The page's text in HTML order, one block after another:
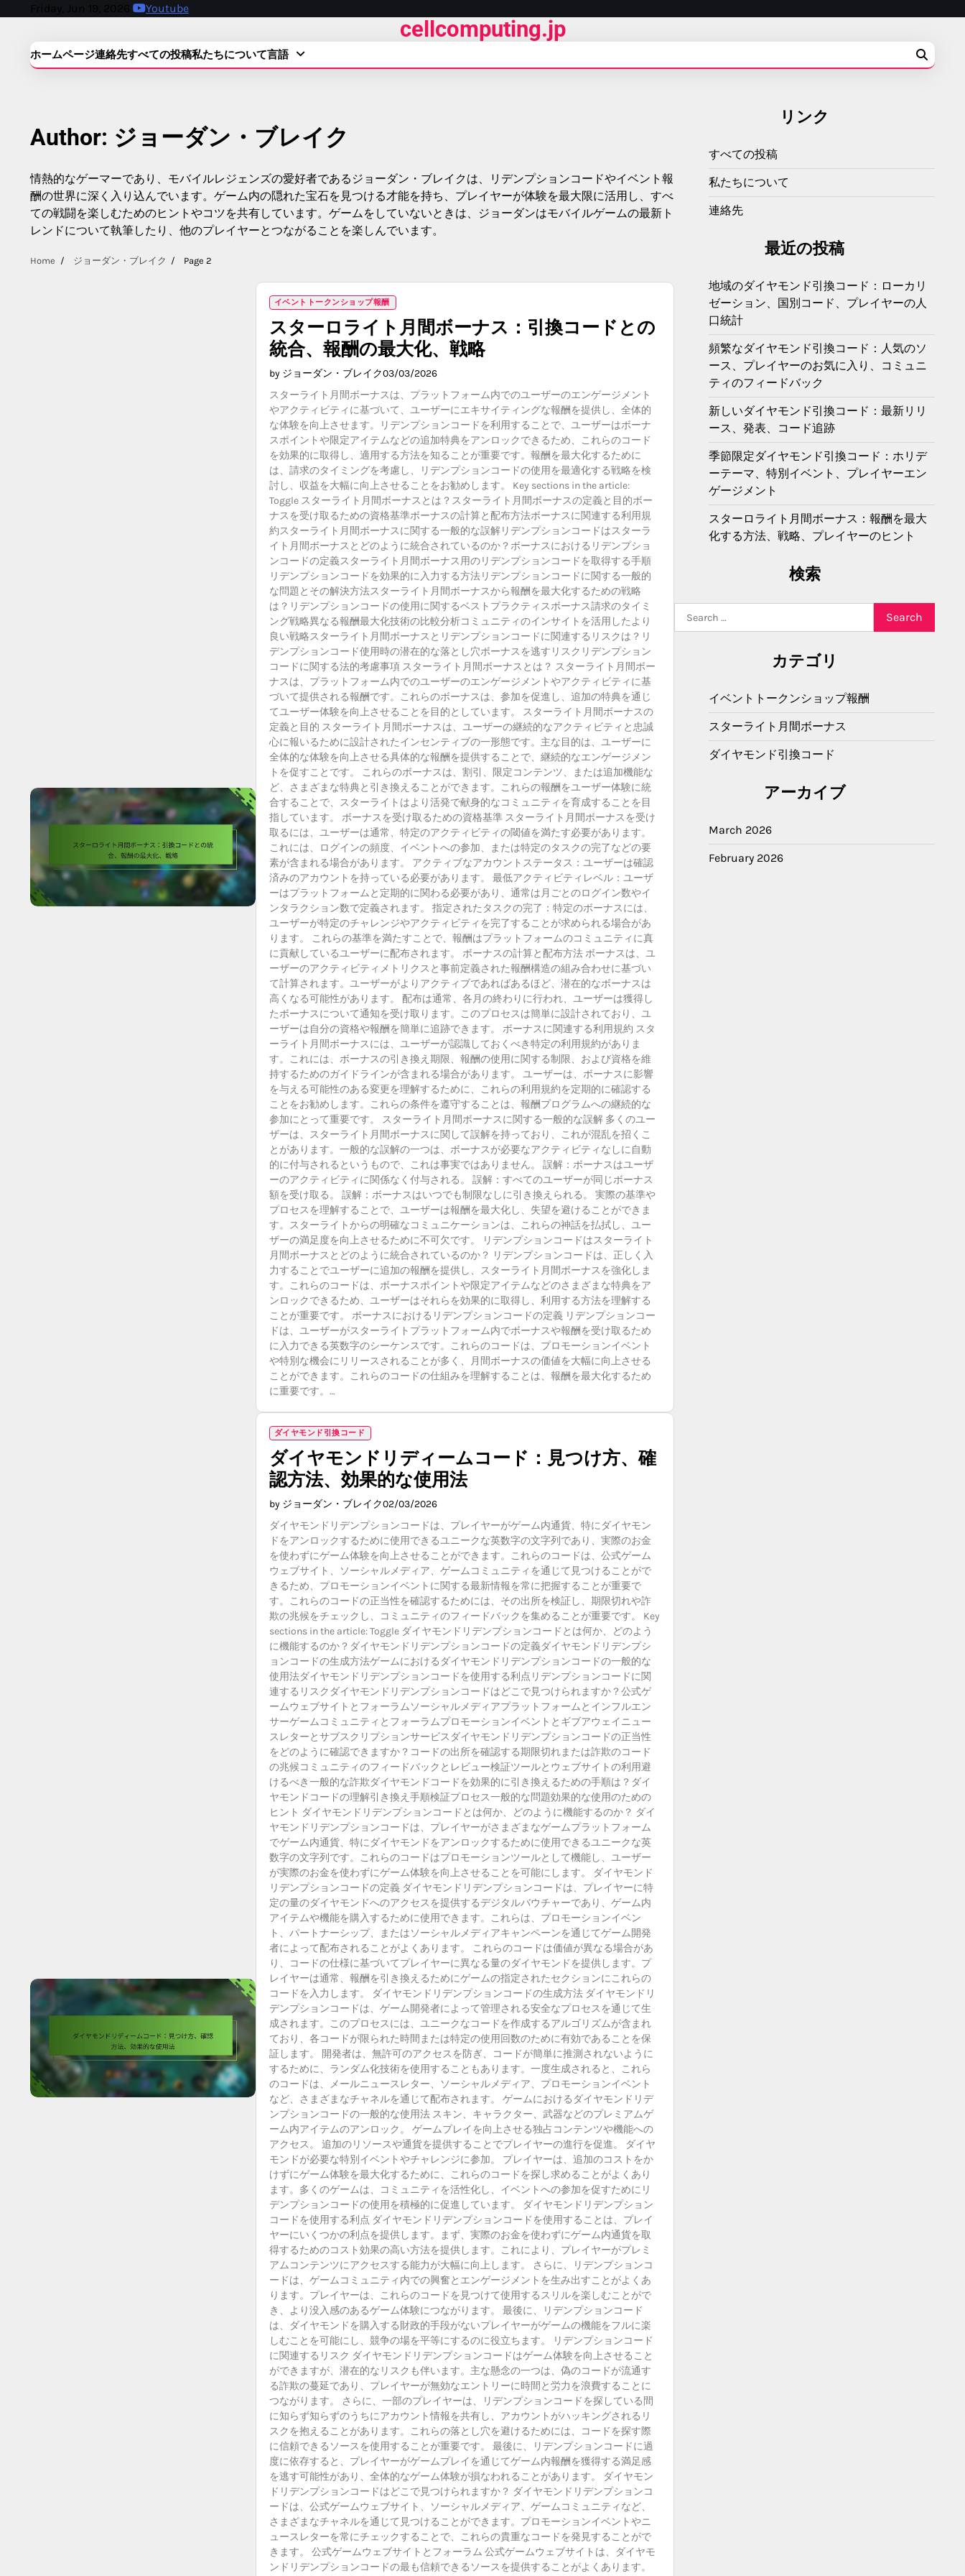
Friday, Jun 19, 2026 Youtube
cellcomputing.jp
ホームページ連絡先すべての投稿私たちについて言語
Author: ジョーダン・ブレイク
情熱的なゲーマーであり、モバイルレジェンズの愛好者であるジョーダン・ブレイクは、リデンプションコードやイベント報
酬の世界に深く入り込んでいます。ゲーム内の隠れた宝石を見つける才能を持ち、プレイヤーが体験を最大限に活用し、すべ
ての戦闘を楽しむためのヒントやコツを共有しています。ゲームをしていないときは、ジョーダンはモバイルゲームの最新ト
レンドについて執筆したり、他のプレイヤーとつながることを楽しんでいます。
Home ジョーダン・ブレイク Page 2
イベントトークンショップ報酬
スターロライト月間ボーナス：引換コードとの
統合、報酬の最大化、戦略
by ジョーダン・ブレイク03/03/2026
スターライト月間ボーナスは、プラットフォーム内でのユーザーのエンゲージメント
やアクティビティに基づいて、ユーザーにエキサイティングな報酬を提供し、全体的
な体験を向上させます。リデンプションコードを利用することで、ユーザーはボーナ
スポイントや限定アイテムなどの追加特典をアンロックできるため、これらのコード
を効果的に取得し、適用する方法を知ることが重要です。報酬を最大化するために
は、請求のタイミングを考慮し、リデンプションコードの使用を最適化する戦略を検
討し、収益を大幅に向上させることをお勧めします。 Key sections in the article:
Toggle スターライト月間ボーナスとは？スターライト月間ボーナスの定義と目的ボー
ナスを受け取るための資格基準ボーナスの計算と配布方法ボーナスに関連する利用規
約スターライト月間ボーナスに関する一般的な誤解リデンプションコードはスターラ
イト月間ボーナスとどのように統合されているのか？ボーナスにおけるリデンプショ
ンコードの定義スターライト月間ボーナス用のリデンプションコードを取得する手順
リデンプションコードを効果的に入力する方法リデンプションコードに関する一般的
な問題とその解決方法スターライト月間ボーナスから報酬を最大化するための戦略
は？リデンプションコードの使用に関するベストプラクティスボーナス請求のタイミ
ング戦略異なる報酬最大化技術の比較分析コミュニティのインサイトを活用したより
良い戦略スターライト月間ボーナスとリデンプションコードに関連するリスクは？リ
デンプションコード使用時の潜在的な落とし穴ボーナスを逃すリスクリデンプション
コードに関する法的考慮事項 スターライト月間ボーナスとは？ スターライト月間ボー
ナスは、プラットフォーム内でのユーザーのエンゲージメントやアクティビティに基
づいて提供される報酬です。これらのボーナスは、参加を促進し、追加の特典を通じ
てユーザー体験を向上させることを目的としています。 スターライト月間ボーナスの
定義と目的 スターライト月間ボーナスは、ユーザーの継続的なアクティビティと忠誠
心に報いるために設計されたインセンティブの一形態です。主な目的は、ユーザーに
全体的な体験を向上させる具体的な報酬を提供することで、継続的なエンゲージメン
トを促すことです。 これらのボーナスは、割引、限定コンテンツ、または追加機能な
ど、さまざまな特典と引き換えることができます。これらの報酬をユーザー体験に統
合することで、スターライトはより活発で献身的なコミュニティを育成することを目
指しています。 ボーナスを受け取るための資格基準 スターライト月間ボーナスを受け
取るには、ユーザーは通常、特定のアクティビティの閾値を満たす必要があります。
これには、ログインの頻度、イベントへの参加、または特定のタスクの完了などの要
素が含まれる場合があります。 アクティブなアカウントステータス：ユーザーは確認
済みのアカウントを持っている必要があります。 最低アクティビティレベル：ユーザ
ーはプラットフォームと定期的に関わる必要があり、通常は月ごとのログイン数やイ
ンタラクション数で定義されます。 指定されたタスクの完了：特定のボーナスには、
ユーザーが特定のチャレンジやアクティビティを完了することが求められる場合があ
ります。 これらの基準を満たすことで、報酬はプラットフォームのコミュニティに真
に貢献しているユーザーに配布されます。 ボーナスの計算と配布方法 ボーナスは、ユ
ーザーのアクティビティメトリクスと事前定義された報酬構造の組み合わせに基づい
て計算されます。ユーザーがよりアクティブであればあるほど、潜在的なボーナスは
高くなる可能性があります。 配布は通常、各月の終わりに行われ、ユーザーは獲得し
たボーナスについて通知を受け取ります。このプロセスは簡単に設計されており、ユ
ーザーは自分の資格や報酬を簡単に追跡できます。 ボーナスに関連する利用規約 スタ
ーライト月間ボーナスには、ユーザーが認識しておくべき特定の利用規約がありま
す。これには、ボーナスの引き換え期限、報酬の使用に関する制限、および資格を維
持するためのガイドラインが含まれる場合があります。 ユーザーは、ボーナスに影響
を与える可能性のある変更を理解するために、これらの利用規約を定期的に確認する
ことをお勧めします。これらの条件を遵守することは、報酬プログラムへの継続的な
参加にとって重要です。 スターライト月間ボーナスに関する一般的な誤解 多くのユー
ザーは、スターライト月間ボーナスに関して誤解を持っており、これが混乱を招くこ
とがあります。一般的な誤解の一つは、ボーナスが必要なアクティビティなしに自動
的に付与されるというもので、これは事実ではありません。 誤解：ボーナスはユーザ
ーのアクティビティに関係なく付与される。 誤解：すべてのユーザーが同じボーナス
額を受け取る。 誤解：ボーナスはいつでも制限なしに引き換えられる。 実際の基準や
プロセスを理解することで、ユーザーは報酬を最大化し、失望を避けることができま
す。スターライトからの明確なコミュニケーションは、これらの神話を払拭し、ユー
ザーの満足度を向上させるために不可欠です。 リデンプションコードはスターライト
月間ボーナスとどのように統合されているのか？ リデンプションコードは、正しく入
力することでユーザーに追加の報酬を提供し、スターライト月間ボーナスを強化しま
す。これらのコードは、ボーナスポイントや限定アイテムなどのさまざまな特典をア
ンロックできるため、ユーザーはそれらを効果的に取得し、利用する方法を理解する
ことが重要です。 ボーナスにおけるリデンプションコードの定義 リデンプションコー
ドは、ユーザーがスターライトプラットフォーム内でボーナスや報酬を受け取るため
に入力できる英数字のシーケンスです。これらのコードは、プロモーションイベント
や特別な機会にリリースされることが多く、月間ボーナスの価値を大幅に向上させる
ことができます。これらのコードの仕組みを理解することは、報酬を最大化するため
に重要です。…
ダイヤモンド引換コード
ダイヤモンドリディームコード：見つけ方、確
認方法、効果的な使用法
by ジョーダン・ブレイク02/03/2026
ダイヤモンドリデンプションコードは、プレイヤーがゲーム内通貨、特にダイヤモン
ドをアンロックするために使用できるユニークな英数字の文字列であり、実際のお金
を使わずにゲーム体験を向上させることができます。これらのコードは、公式ゲーム
ウェブサイト、ソーシャルメディア、ゲームコミュニティを通じて見つけることがで
きるため、プロモーションイベントに関する最新情報を常に把握することが重要で
す。これらのコードの正当性を確認するためには、その出所を検証し、期限切れや詐
欺の兆候をチェックし、コミュニティのフィードバックを集めることが重要です。 Key
sections in the article: Toggle ダイヤモンドリデンプションコードとは何か、どのよう
に機能するのか？ダイヤモンドリデンプションコードの定義ダイヤモンドリデンプシ
ョンコードの生成方法ゲームにおけるダイヤモンドリデンプションコードの一般的な
使用法ダイヤモンドリデンプションコードを使用する利点リデンプションコードに関
連するリスクダイヤモンドリデンプションコードはどこで見つけられますか？公式ゲ
ームウェブサイトとフォーラムソーシャルメディアプラットフォームとインフルエン
サーゲームコミュニティとフォーラムプロモーションイベントとギブアウェイニュー
スレターとサブスクリプションサービスダイヤモンドリデンプションコードの正当性
をどのように確認できますか？コードの出所を確認する期限切れまたは詐欺のコード
の兆候コミュニティのフィードバックとレビュー検証ツールとウェブサイトの利用避
けるべき一般的な詐欺ダイヤモンドコードを効果的に引き換えるための手順は？ダイ
ヤモンドコードの理解引き換え手順検証プロセス一般的な問題効果的な使用のための
ヒント ダイヤモンドリデンプションコードとは何か、どのように機能するのか？ ダイ
ヤモンドリデンプションコードは、プレイヤーがさまざまなゲームプラットフォーム
でゲーム内通貨、特にダイヤモンドをアンロックするために使用できるユニークな英
数字の文字列です。これらのコードはプロモーションツールとして機能し、ユーザー
が実際のお金を使わずにゲーム体験を向上させることを可能にします。 ダイヤモンド
リデンプションコードの定義 ダイヤモンドリデンプションコードは、プレイヤーに特
定の量のダイヤモンドへのアクセスを提供するデジタルバウチャーであり、ゲーム内
アイテムや機能を購入するために使用できます。これらは、プロモーションイベン
ト、パートナーシップ、またはソーシャルメディアキャンペーンを通じてゲーム開発
者によって配布されることがよくあります。 これらのコードは価値が異なる場合があ
り、コードの仕様に基づいてプレイヤーに異なる量のダイヤモンドを提供します。プ
レイヤーは通常、報酬を引き換えるためにゲームの指定されたセクションにこれらの
コードを入力します。 ダイヤモンドリデンプションコードの生成方法 ダイヤモンドリ
デンプションコードは、ゲーム開発者によって管理される安全なプロセスを通じて生
成されます。このプロセスには、ユニークなコードを作成するアルゴリズムが含まれ
ており、各コードが限られた時間または特定の使用回数のために有効であることを保
証します。 開発者は、無許可のアクセスを防ぎ、コードが簡単に推測されないように
するために、ランダム化技術を使用することもあります。一度生成されると、これら
のコードは、メールニュースレター、ソーシャルメディア、プロモーションイベント
など、さまざまなチャネルを通じて配布されます。 ゲームにおけるダイヤモンドリデ
ンプションコードの一般的な使用法 スキン、キャラクター、武器などのプレミアムゲ
ーム内アイテムのアンロック。 ゲームプレイを向上させる独占コンテンツや機能への
アクセス。 追加のリソースや通貨を提供することでプレイヤーの進行を促進。 ダイヤ
モンドが必要な特別イベントやチャレンジに参加。 プレイヤーは、追加のコストをか
けずにゲーム体験を最大化するために、これらのコードを探し求めることがよくあり
ます。多くのゲームは、コミュニティを活性化し、イベントへの参加を促すためにリ
デンプションコードの使用を積極的に促進しています。 ダイヤモンドリデンプション
コードを使用する利点 ダイヤモンドリデンプションコードを使用することは、プレイ
ヤーにいくつかの利点を提供します。まず、実際のお金を使わずにゲーム内通貨を取
得するためのコスト効果の高い方法を提供します。これにより、プレイヤーがプレミ
アムコンテンツにアクセスする能力が大幅に向上します。 さらに、リデンプションコ
ードは、ゲームコミュニティ内での興奮とエンゲージメントを生み出すことがよくあ
ります。プレイヤーは、これらのコードを見つけて使用するスリルを楽しむことがで
き、より没入感のあるゲーム体験につながります。 最後に、リデンプションコード
は、ダイヤモンドを購入する財政的手段がないプレイヤーがゲームの機能をフルに楽
しむことを可能にし、競争の場を平等にするのに役立ちます。 リデンプションコード
に関連するリスク ダイヤモンドリデンプションコードはゲーム体験を向上させること
ができますが、潜在的なリスクも伴います。主な懸念の一つは、偽のコードが流通す
る詐欺の蔓延であり、プレイヤーが無効なエントリーに時間と労力を浪費することに
つながります。 さらに、一部のプレイヤーは、リデンプションコードを探している間
に知らず知らずのうちにアカウント情報を共有し、アカウントがハッキングされるリ
スクを抱えることがあります。これらの落とし穴を避けるためには、コードを探す際
に信頼できるソースを使用することが重要です。 最後に、リデンプションコードに過
度に依存すると、プレイヤーがゲームプレイを通じてゲーム内報酬を獲得する満足感
を逃す可能性があり、全体的なゲーム体験が損なわれることがあります。 ダイヤモン
ドリデンプションコードはどこで見つけられますか？ ダイヤモンドリデンプションコ
ードは、公式ゲームウェブサイト、ソーシャルメディア、ゲームコミュニティなど、
さまざまなチャネルを通じて見つけることができます。プロモーションイベントやニ
ュースレターを常にチェックすることで、これらの貴重なコードを発見することがで
きます。 公式ゲームウェブサイトとフォーラム 公式ゲームウェブサイトは、ダイヤモ
ンドリデンプションコードの最も信頼できるソースを提供することがよくあります。
リンク
すべての投稿
私たちについて
連絡先
最近の投稿
地域のダイヤモンド引換コード：ローカリ
ゼーション、国別コード、プレイヤーの人
口統計
頻繁なダイヤモンド引換コード：人気のソ
ース、プレイヤーのお気に入り、コミュニ
ティのフィードバック
新しいダイヤモンド引換コード：最新リリ
ース、発表、コード追跡
季節限定ダイヤモンド引換コード：ホリデ
ーテーマ、特別イベント、プレイヤーエン
ゲージメント
スターロライト月間ボーナス：報酬を最大
化する方法、戦略、プレイヤーのヒント
検索
for:
カテゴリ
イベントトークンショップ報酬
スターライト月間ボーナス
ダイヤモンド引換コード
アーカイブ
March 2026
February 2026